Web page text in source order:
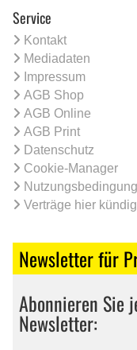
Service
Kontakt
Mediadaten
Impressum
AGB Shop
AGB Online
AGB Print
Datenschutz
Cookie-Manager
Verträge hier
Newsletter für
Abonnieren Sie
Newsletter: